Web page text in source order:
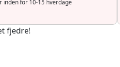
inden for 10-15 hverdage
fjedre!